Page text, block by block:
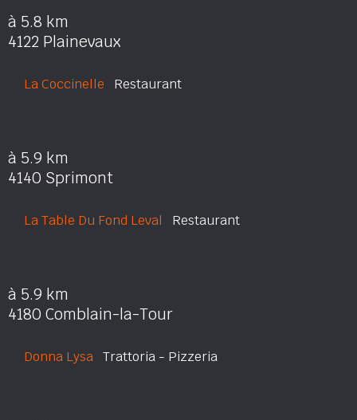
à 5.8 km
4122 Plainevaux
La Coccinelle Restaurant
à 5.9 km
4140 Sprimont
La Table Du Fond Leval Restaurant
à 5.9 km
4180 Comblain-la-Tour
Donna Lysa Trattoria - Pizzeria